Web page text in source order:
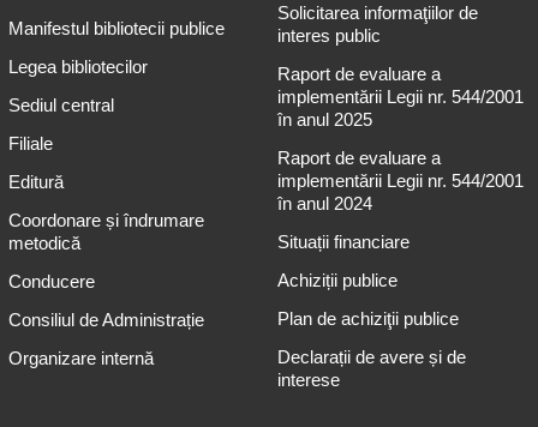
Manifestul bibliotecii publice
Legea bibliotecilor
Sediul central
Filiale
Editură
Coordonare și îndrumare
metodică
Conducere
Consiliul de Administrație
Organizare internă
Solicitarea informaţiilor de
interes public
Raport de evaluare a
implementării Legii nr. 544/2001
în anul 2025
Raport de evaluare a
implementării Legii nr. 544/2001
în anul 2024
Situații financiare
Achiziții publice
Plan de achiziţii publice
Declarații de avere și de
interese